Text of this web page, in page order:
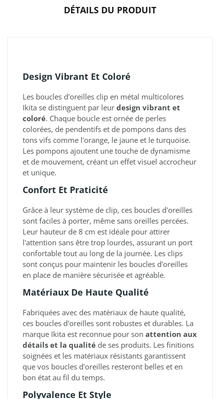
DÉTAILS DU PRODUIT
Design Vibrant Et Coloré
Les boucles d'oreilles clip en métal multicolores
Ikita se distinguent par leur design vibrant et
coloré. Chaque boucle est ornée de perles
colorées, de pendentifs et de pompons dans des
tons vifs comme l'orange, le jaune et le turquoise.
Les pompons ajoutent une touche de dynamisme
et de mouvement, créant un effet visuel accrocheur
et unique.
Confort Et Praticité
Grâce à leur système de clip, ces boucles d'oreilles
sont faciles à porter, même sans oreilles percées.
Leur hauteur de 8 cm est idéale pour attirer
l'attention sans être trop lourdes, assurant un port
confortable tout au long de la journée. Les clips
sont conçus pour maintenir les boucles d'oreilles
en place de manière sécurisée et agréable.
Matériaux De Haute Qualité
Fabriquées avec des matériaux de haute qualité,
ces boucles d'oreilles sont robustes et durables. La
marque Ikita est reconnue pour son attention aux
détails et la qualité de ses produits. Les finitions
soignées et les matériaux résistants garantissent
que vos boucles d'oreilles resteront belles et en
bon état au fil du temps.
Polyvalence Et Style